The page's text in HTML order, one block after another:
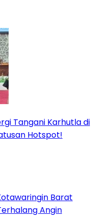
Tangani Karhutla di
Hotspot!
Barat
Angin